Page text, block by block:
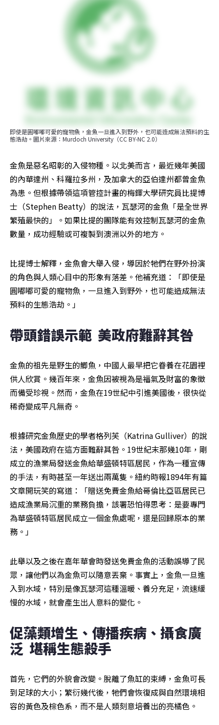
即使是圓嘟嘟可愛的寵物魚，金魚一旦進入到野外，也可能造成無法預料的生
態浩劫。圖片來源：Murdoch University（CC BY-NC 2.0）
金魚是惡名昭彰的入侵物種。以北美而言，最近幾年美國
的內華達州、科羅拉多州，及加拿大的亞伯達州都曾金魚
為患。但根據帶領這項管控計畫的梅鐸大學研究員比提博
士（Stephen Beatty）的說法，瓦瑟河的金魚「是全世界
繁殖最快的」。如果比提的團隊能有效控制瓦瑟河的金魚
數量，成功經驗或可複製到澳洲以外的地方。
比提博士解釋，金魚會大舉入侵，導因於牠們在野外扮演
的角色與人類心目中的形象有落差。他補充道：「即使是
圓嘟嘟可愛的寵物魚，一旦進入到野外，也可能造成無法
預料的生態浩劫。」
帶頭錯誤示範  美政府難辭其咎
金魚的祖先是野生的鯽魚，中國人最早把它眷養在花園裡
供人欣賞。幾百年來，金魚因被視為是福氣及財富的象徵
而備受珍視。然而，金魚在19世紀中引進美國後，很快從
稀奇變成平凡無奇。
根據研究金魚歷史的學者格列芙（Katrina Gulliver）的說
法，美國政府在這方面難辭其咎。19世紀末那幾10年，剛
成立的漁業局發送金魚給華盛頓特區居民，作為一種宣傳
的手法，有時甚至一年送出兩萬隻。紐約時報1894年有篇
文章開玩笑的寫道：「贈送免費金魚給哥倫比亞區居民已
造成漁業局沉重的業務負擔，該署恐怕得思考：是要專門
為華盛頓特區居民成立一個金魚處呢，還是回歸原本的業
務。」
此舉以及之後在嘉年華會時發送免費金魚的活動誤導了民
眾，讓他們以為金魚可以隨意丟棄。事實上，金魚一旦進
入到水域，特別是像瓦瑟河這種溫暖、養分充足，流速緩
慢的水域，就會產生出人意料的變化。
促藻類增生、傳播疾病、攝食廣
泛  堪稱生態殺手
首先，它們的外貌會改變。脫離了魚缸的束縛，金魚可長
到足球的大小；繁衍幾代後，牠們會恢復成與自然環境相
容的黃色及棕色系，而不是人類刻意培養出的亮橘色。